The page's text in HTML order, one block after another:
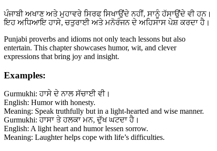
ਪੰਜਾਬੀ ਅਖਾਣ ਅਤੇ ਮੁਹਾਵਰੇ ਸਿਰਫ ਸਿਖਾਉਂਦੇ ਨਹੀਂ, ਸਾਨੂੰ ਹੱਸਾਉਂਦੇ ਵੀ ਹਨ।
ਇਹ ਅਧਿਆਇ ਹਾਸੇ, ਚਤੁਰਾਈ ਅਤੇ ਮਨੋਰੰਜਨ ਦੇ ਅਹਿਸਾਸ ਪੇਸ਼ ਕਰਦਾ ਹੈ।
Punjabi proverbs and idioms not only teach lessons but also
entertain. This chapter showcases humor, wit, and clever
expressions that bring joy and insight.
Examples:
Gurmukhi: ਹਾਸੇ ਦੇ ਨਾਲ ਸੱਚਾਈ ਵੀ।
English: Humor with honesty.
Meaning: Speak truthfully but in a light-hearted and wise manner.
Gurmukhi: ਹਾਸਾ ਤੇ ਹਲਕਾ ਮਨ, ਦੁੱਖ ਘਟਦਾ ਹੈ।
English: A light heart and humor lessen sorrow.
Meaning: Laughter helps cope with life’s difficulties.